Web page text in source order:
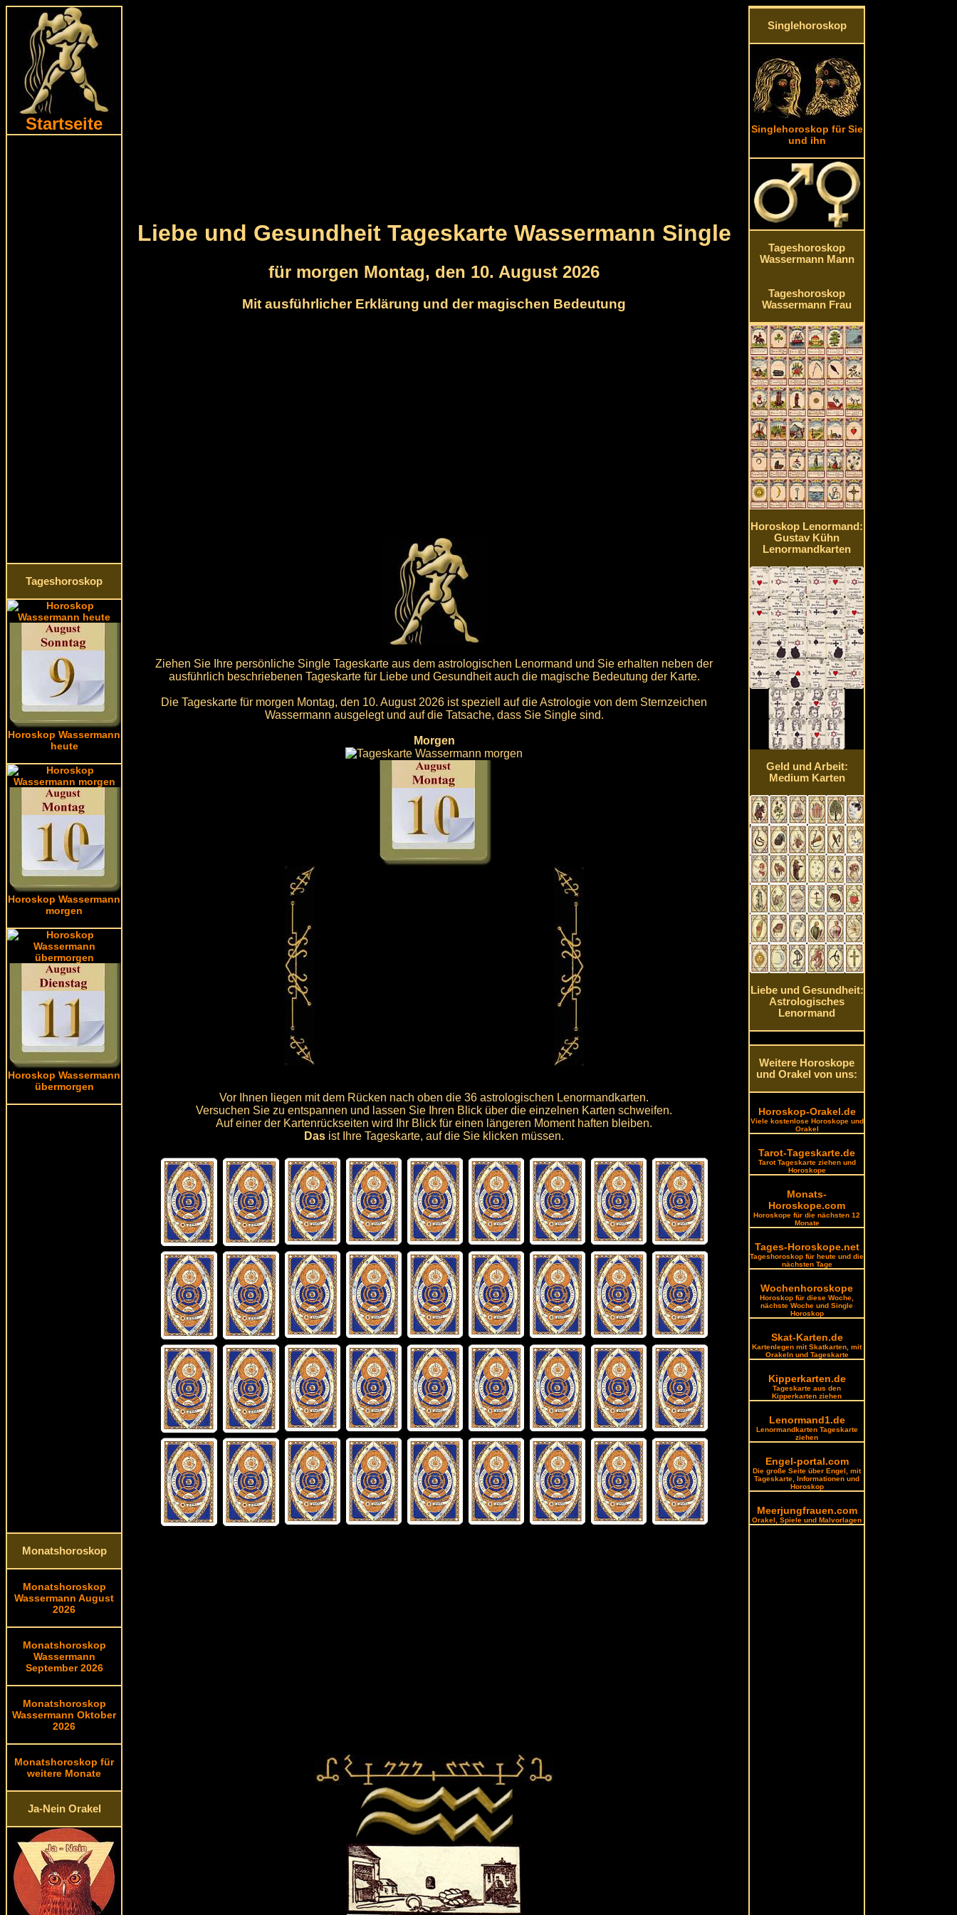
Startseite
Tageshoroskop
Horoskop Wassermann
heute
Horoskop Wassermann
morgen
Horoskop Wassermann
übermorgen
Monatshoroskop
Monatshoroskop
Wassermann August
2026
Monatshoroskop
Wassermann
September 2026
Monatshoroskop
Wassermann Oktober
2026
Monatshoroskop für
weitere Monate
Ja-Nein Orakel
Liebe und Gesundheit Tageskarte Wassermann Single
für morgen Montag, den 10. August 2026
Mit ausführlicher Erklärung und der magischen Bedeutung
Ziehen Sie Ihre persönliche Single Tageskarte aus dem astrologischen Lenormand und Sie erhalten neben der
ausführlich beschriebenen Tageskarte für Liebe und Gesundheit auch die magische Bedeutung der Karte.
Die Tageskarte für morgen Montag, den 10. August 2026 ist speziell auf die Astrologie von dem Sternzeichen
Wassermann ausgelegt und auf die Tatsache, dass Sie Single sind.
Morgen
Vor Ihnen liegen mit dem Rücken nach oben die 36 astrologischen Lenormandkarten.
Versuchen Sie zu entspannen und lassen Sie Ihren Blick über die einzelnen Karten schweifen.
Auf einer der Kartenrückseiten wird Ihr Blick für einen längeren Moment haften bleiben.
Das ist Ihre Tageskarte, auf die Sie klicken müssen.
Singlehoroskop
Singlehoroskop für Sie
und ihn
Tageshoroskop
Wassermann Mann
Tageshoroskop
Wassermann Frau
Horoskop Lenormand:
Gustav Kühn
Lenormandkarten
Geld und Arbeit:
Medium Karten
Liebe und Gesundheit:
Astrologisches
Lenormand
Weitere Horoskope
und Orakel von uns:
Horoskop-Orakel.de
Viele kostenlose Horoskope und
Orakel
Tarot-Tageskarte.de
Tarot Tageskarte ziehen und
Horoskope
Monats-
Horoskope.com
Horoskope für die nächsten 12
Monate
Tages-Horoskope.net
Tageshoroskop für heute und die
nächsten Tage
Wochenhoroskope
Horoskop für diese Woche,
nächste Woche und Single
Horoskop
Skat-Karten.de
Kartenlegen mit Skatkarten, mit
Orakeln und Tageskarte
Kipperkarten.de
Tageskarte aus den
Kipperkarten ziehen
Lenormand1.de
Lenormandkarten Tageskarte
ziehen
Engel-portal.com
Die große Seite über Engel, mit
Tageskarte, Informationen und
Horoskop
Meerjungfrauen.com
Orakel, Spiele und Malvorlagen